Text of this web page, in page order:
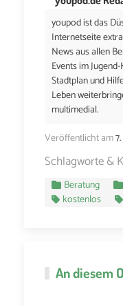
youpod ist das
Internetseite
News aus allen
Events im
Stadtplan und
Leben
multimedial.
Veröffentlicht am
Schlagworte &
Beratung
kostenlos
An diesem